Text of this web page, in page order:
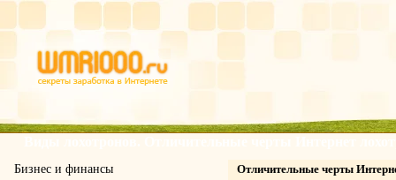
Бизнес и финансы
Отличительные черты